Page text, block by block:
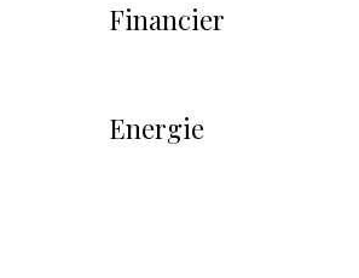
Financier
Energie